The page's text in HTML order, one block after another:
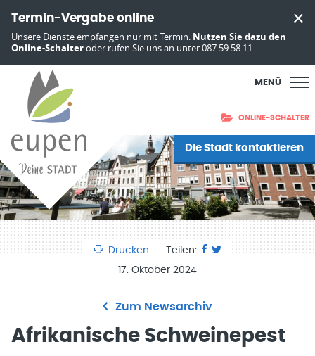
Termin-Vergabe online
Unsere Dienste empfangen nur mit Termin. Nutzen Sie dazu den
Online-Schalteroder rufen Sie uns an unter 087 59 58 11.
MENÜ
ONLINE-SCHALTER
Die Stadt kontaktieren
Drucken
Teilen:
17. Oktober 2024
Zum Newsarchiv
Afrikanische Schweinepest